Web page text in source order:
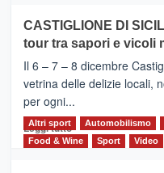
MOIO
ALCANTARA
–
Vivicittà,
alla
scoperta
del
territorio,
CASTIGLIONE DI
tour tra sapori e vicoli
Il 6 – 7 – 8 dicembre
vetrina delle delizie locali,
per ogni...
Leggi tuttoLeggi
di
Altri sport Automobilismo
Food & Wine
Sport Video